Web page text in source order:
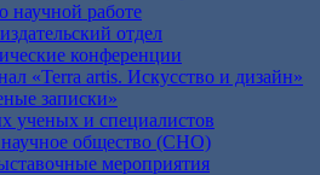
научной работе
отдел
конференции
«Terra artis. Искусство и дизайн»
записки»
ученых и специалистов
научное общество (СНО)
мероприятия